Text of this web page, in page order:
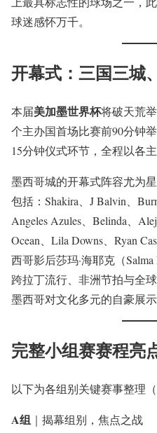
球迷感怀万千。
开幕式：三国三城
本届美加墨世界杯将破天荒
个主办国首场比赛前90分钟
15分钟仪式环节，全程以各
墨西哥城的开幕式阵容尤为
包括：Shakira、J Balvin、
Angeles Azules、Belinda、
Ocean、Lila Downs、Ryan
西哥影后莎玛·海耶克（
跨拉丁流行、非洲节拍与全
墨西哥对文化多元的自豪展示
完整小组赛赛程亮
以下为各组别关键赛事整理
A组 ｜揭幕组别，焦点之战